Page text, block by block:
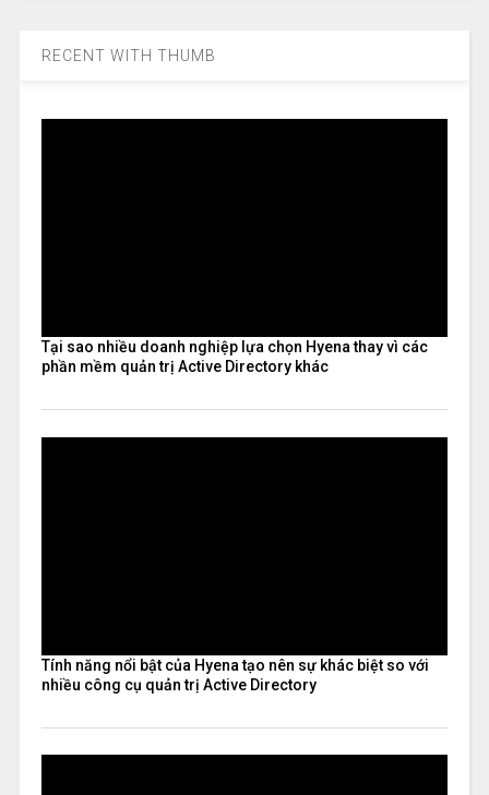
RECENT WITH THUMB
Tại sao nhiều doanh nghiệp lựa chọn Hyena thay vì các
phần mềm quản trị Active Directory khác
Tính năng nổi bật của Hyena tạo nên sự khác biệt so với
nhiều công cụ quản trị Active Directory